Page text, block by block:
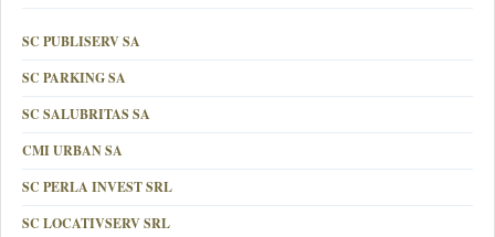
SC PUBLISERV SA
SC PARKING SA
SC SALUBRITAS SA
CMI URBAN SA
SC PERLA INVEST SRL
SC LOCATIVSERV SRL